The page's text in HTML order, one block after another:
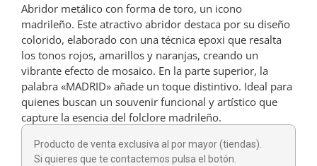
Cucharillas
Cucharones
Dedales
Figuras
Abridor metálico con forma de toro, un icono
madrileño. Este atractivo abridor destaca por su diseño
colorido, elaborado con una técnica epoxi que resalta
los tonos rojos, amarillos y naranjas, creando un
vibrante efecto de mosaico. En la parte superior, la
palabra «MADRID» añade un toque distintivo. Ideal para
quienes buscan un souvenir funcional y artístico que
capture la esencia del folclore madrileño.
Producto de venta exclusiva al por mayor (tiendas).
Si quieres que te contactemos pulsa el botón.